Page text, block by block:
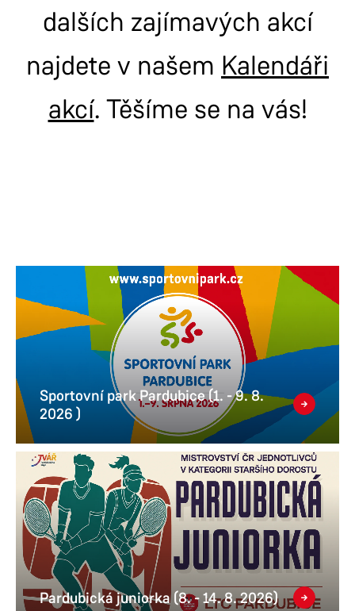
dalších zajímavých akcí
najdete v našem Kalendáři
akcí. Těšíme se na vás!
Sportovní park Pardubice (1. - 9. 8.
2026 )
Pardubická juniorka (8. - 14. 8. 2026)